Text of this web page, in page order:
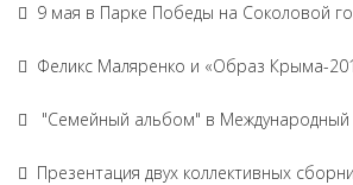
9 мая в Парке Победы на Соколовой
Феликс Маляренко и «Образ Крыма-
"Семейный альбом" в Международный
Презентация двух коллективных